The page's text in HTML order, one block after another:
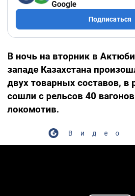
Google
Подписаться
В ночь на вторник в
западе Казахстана
двух товарных составов, в
сошли с рельсов 40
локомотив.
Видео